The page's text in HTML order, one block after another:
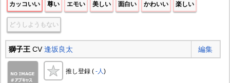
カッコいい 尊い エモい 美しい 面白い かわいい 楽しい
どうしようもない
獅子王CV逢坂良太 編集
推し登録 ( -人 )